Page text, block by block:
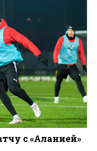
с «Аланией»